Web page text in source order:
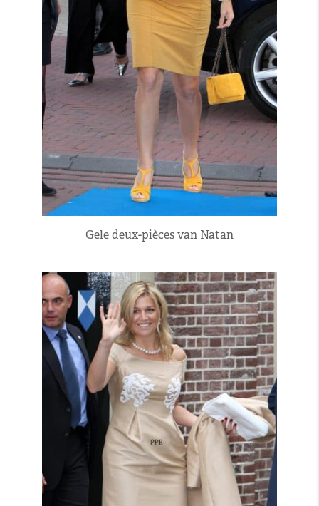
Gele deux-pièces van Natan